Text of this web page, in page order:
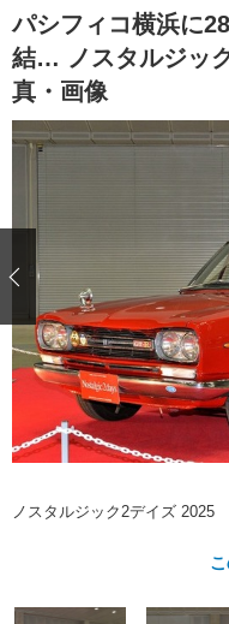
東海
中国
九州
注目の記事
ショップレポート
自動車豆知識
鈑金・塗装
ディテイリング
ディテイリング
ヘッドライト磨き
フィルム・ラッピング
鈑金・塗装
小キズ直し
特集記事
ストップ 不具合修理＆粗悪
ショップ紹介
ショップレポート
レストア
カーメーカー「旧車」関連プ
イベント
パシフィコ横浜に
結… ノスタルジッ
真・画像
ノスタルジック2デイズ 2025